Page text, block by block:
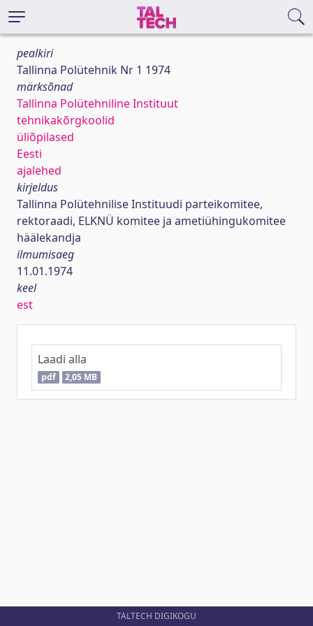
pealkiri
Tallinna Polütehnik Nr 1 1974
märksõnad
Tallinna Polütehniline Instituut
tehnikakõrgkoolid
üliõpilased
Eesti
ajalehed
kirjeldus
Tallinna Polütehnilise Instituudi parteikomitee,
rektoraadi, ELKNÜ komitee ja ametiühingukomitee
häälekandja
ilmumisaeg
11.01.1974
keel
est
Laadi alla
pdf 2,05 MB
TALTECH DIGIKOGU